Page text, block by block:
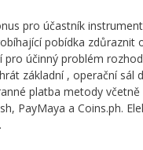
pro účastník
pobídka
pro účinný problém
základní , operační
platba metody
PayMaya a Coins.ph.